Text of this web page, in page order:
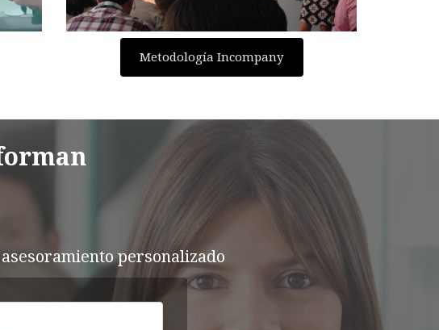
Metodología Incompany
personalizado